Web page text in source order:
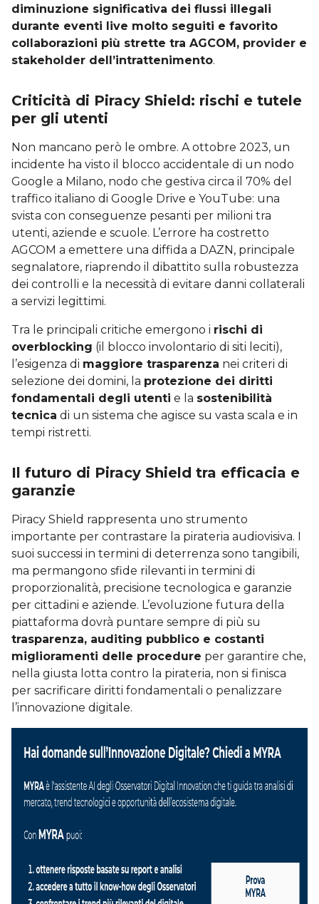
diminuzione significativa dei flussi illegali
durante eventi live molto seguiti e favorito
collaborazioni più strette tra AGCOM, provider e
stakeholder dell’intrattenimento.
Criticità di Piracy Shield: rischi e tutele
per gli utenti
Non mancano però le ombre. A ottobre 2023, un
incidente ha visto il blocco accidentale di un nodo
Google a Milano, nodo che gestiva circa il 70% del
traffico italiano di Google Drive e YouTube: una
svista con conseguenze pesanti per milioni tra
utenti, aziende e scuole. L’errore ha costretto
AGCOM a emettere una diffida a DAZN, principale
segnalatore, riaprendo il dibattito sulla robustezza
dei controlli e la necessità di evitare danni collaterali
a servizi legittimi.
Tra le principali critiche emergono i rischi di
overblocking (il blocco involontario di siti leciti),
l’esigenza di maggiore trasparenza nei criteri di
selezione dei domini, la protezione dei diritti
fondamentali degli utenti e la sostenibilità
tecnica di un sistema che agisce su vasta scala e in
tempi ristretti.
Il futuro di Piracy Shield tra efficacia e
garanzie
Piracy Shield rappresenta uno strumento
importante per contrastare la pirateria audiovisiva. I
suoi successi in termini di deterrenza sono tangibili,
ma permangono sfide rilevanti in termini di
proporzionalità, precisione tecnologica e garanzie
per cittadini e aziende. L’evoluzione futura della
piattaforma dovrà puntare sempre di più su
trasparenza, auditing pubblico e costanti
miglioramenti delle procedure per garantire che,
nella giusta lotta contro la pirateria, non si finisca
per sacrificare diritti fondamentali o penalizzare
l’innovazione digitale.